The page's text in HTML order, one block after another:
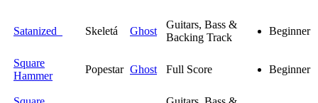
Satanized Skeletá Ghost
Guitars, Bass &
Backing Track
Beginner
Square
Hammer
Popestar Ghost Full Score Beginner